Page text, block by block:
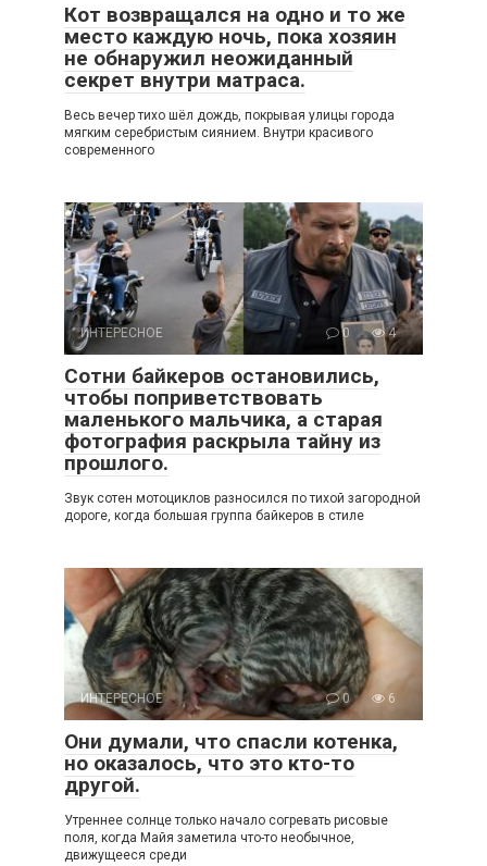
Кот возвращался на одно и то же
место каждую ночь, пока хозяин
не обнаружил неожиданный
секрет внутри матраса.
Весь вечер тихо шёл дождь, покрывая улицы города
мягким серебристым сиянием. Внутри красивого
современного
ИНТЕРЕСНОЕ 0 4
Сотни байкеров остановились,
чтобы поприветствовать
маленького мальчика, а старая
фотография раскрыла тайну из
прошлого.
Звук сотен мотоциклов разносился по тихой загородной
дороге, когда большая группа байкеров в стиле
ИНТЕРЕСНОЕ 0 6
Они думали, что спасли котенка,
но оказалось, что это кто-то
другой.
Утреннее солнце только начало согревать рисовые
поля, когда Майя заметила что-то необычное,
движущееся среди